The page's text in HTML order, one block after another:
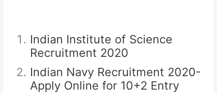
Indian Institute of Science
Recruitment 2020
Indian Navy Recruitment 2020-
Apply Online for 10+2 Entry